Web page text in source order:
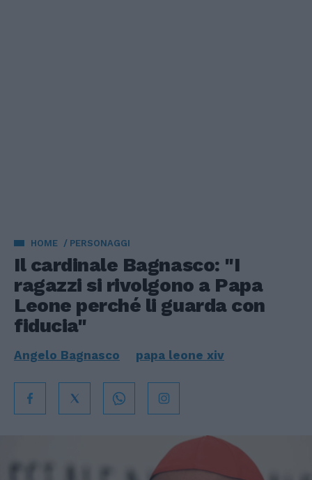
HOME PERSONAGGI
Il cardinale Bagnasco: "I
ragazzi si rivolgono a Papa
Leone perché li guarda con
fiducia"
Angelo Bagnasco papa leone xiv